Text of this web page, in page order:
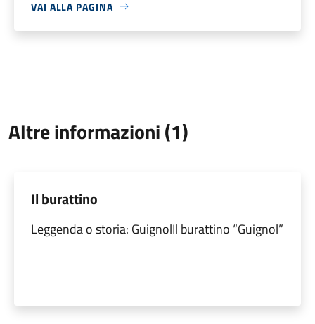
VAI ALLA PAGINA
Altre informazioni (1)
Il burattino
Leggenda o storia: GuignolIl burattino “Guignol”